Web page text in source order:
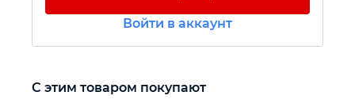
Крепежный инструмент
Прочий инструмент
Войти в аккаунт
С этим товаром покупают